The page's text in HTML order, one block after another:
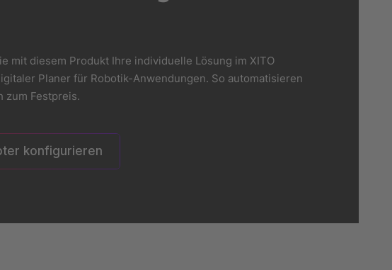
mit diesem Produkt Ihre individuelle Lösung im XITO
Planer für Robotik-Anwendungen. So automatisieren
zum Festpreis.
konfigurieren